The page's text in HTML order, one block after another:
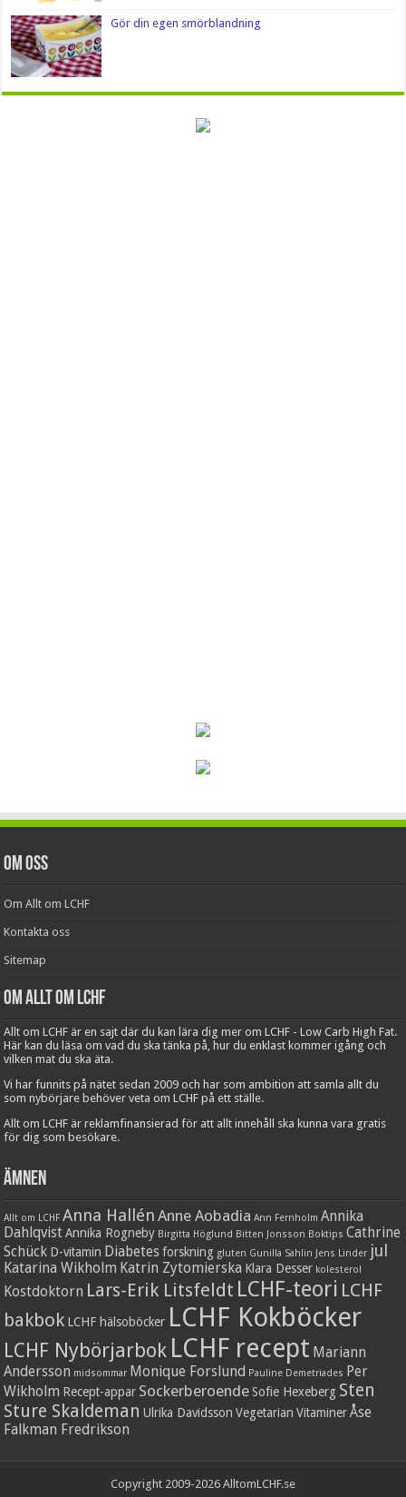
Gör din egen smörblandning
Om oss
Om Allt om LCHF
Kontakta oss
Sitemap
Om Allt om LCHF
Allt om LCHF är en sajt där du kan lära dig mer om LCHF - Low Carb High Fat.
Här kan du läsa om vad du ska tänka på, hur du enklast kommer igång och
vilken mat du ska äta.
Vi har funnits på nätet sedan 2009 och har som ambition att samla allt du
som nybörjare behöver veta om LCHF på ett ställe.
Allt om LCHF är reklamfinansierad för att allt innehåll ska kunna vara gratis
för dig som besökare.
Ämnen
Allt om LCHF Anna Hallén Anne Aobadia Ann Fernholm Annika
Dahlqvist Annika Rogneby Birgitta Höglund Bitten Jonsson Boktips Cathrine
Schück D-vitamin Diabetes forskning gluten Gunilla Sahlin Jens Linder jul
Katarina Wikholm Katrin Zytomierska Klara Desser kolesterol
Kostdoktorn Lars-Erik Litsfeldt LCHF-teori LCHF
bakbok LCHF hälsoböcker LCHF Kokböcker
LCHF Nybörjarbok LCHF recept Mariann
Andersson midsommar Monique Forslund Pauline Demetriades Per
Wikholm Recept-appar Sockerberoende Sofie Hexeberg Sten
Sture Skaldeman Ulrika Davidsson Vegetarian Vitaminer Åse
Falkman Fredrikson
Copyright 2009-2026 AlltomLCHF.se